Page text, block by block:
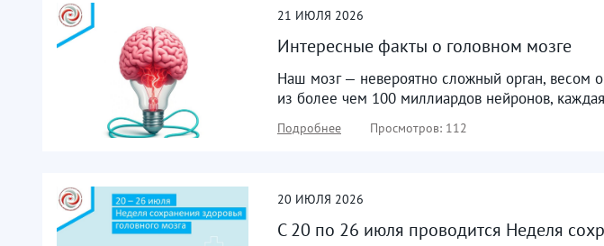
21 ИЮЛЯ 2026
Интересные факты о головном мозге
Наш мозг — невероятно сложный орган, весом
из более чем 100 миллиардов нейронов,
Подробнее Просмотров: 112
20 ИЮЛЯ 2026
С 20 по 26 июля проводится Неделя